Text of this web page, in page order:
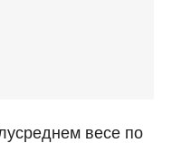
весе по